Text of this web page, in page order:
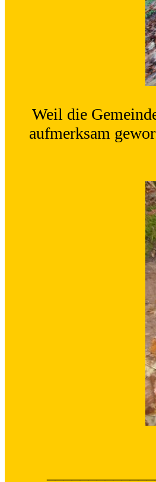
Weil die
aufmerksam